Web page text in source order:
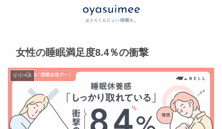
女性の睡眠満足度8.4％の衝撃
リリース